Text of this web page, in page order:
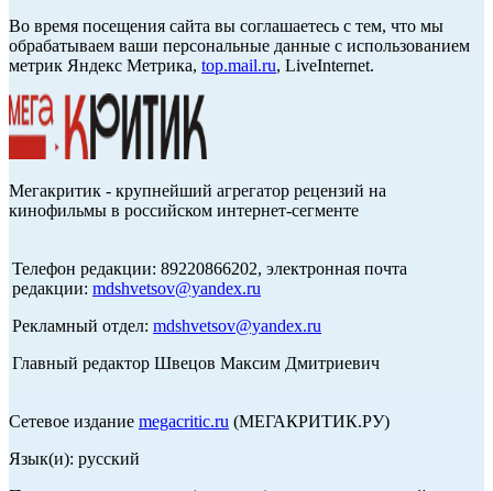
Во время посещения сайта вы соглашаетесь с тем, что мы
обрабатываем ваши персональные данные с использованием
метрик Яндекс Метрика, top.mail.ru, LiveInternet.
Мегакритик - крупнейший агрегатор рецензий на
кинофильмы в российском интернет-сегменте
Телефон редакции: 89220866202, электронная почта
редакции: mdshvetsov@yandex.ru
Рекламный отдел: mdshvetsov@yandex.ru
Главный редактор Швецов Максим Дмитриевич
Сетевое издание megacritic.ru (МЕГАКРИТИК.РУ)
Язык(и): русский